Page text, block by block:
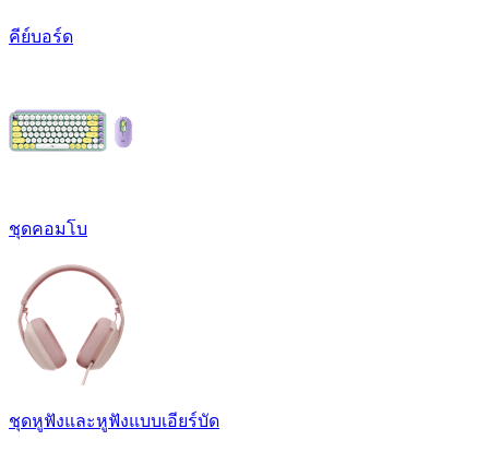
คีย์บอร์ด
ชุดคอมโบ
ชุดหูฟังและหูฟังแบบเอียร์บัด